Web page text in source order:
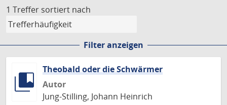
1 Treffer sortiert nach
Filter anzeigen
Theobald oder die Schwärmer
Autor
Jung-Stilling, Johann Heinrich